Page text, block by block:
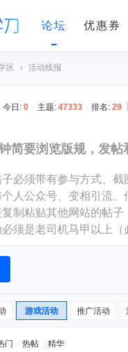
论坛 优惠券
区 › 活动线报
今日: 0 主题: 47333 排名: 29
简要浏览版规，发
必须带有参与方式、截
人公众号、变相引流、
制粘贴其他网站的帖子
须是老司机马甲以上
游戏活动 推广活动
门 热帖 精华